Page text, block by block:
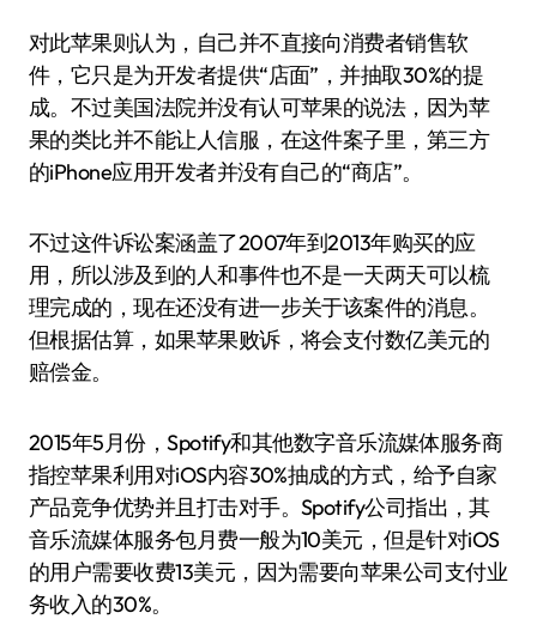
对此苹果则认为，自己并不直接向消费者销售软
件，它只是为开发者提供“店面”，并抽取30%的提
成。不过美国法院并没有认可苹果的说法，因为苹
果的类比并不能让人信服，在这件案子里，第三方
的iPhone应用开发者并没有自己的“商店”。
不过这件诉讼案涵盖了2007年到2013年购买的应
用，所以涉及到的人和事件也不是一天两天可以梳
理完成的，现在还没有进一步关于该案件的消息。
但根据估算，如果苹果败诉，将会支付数亿美元的
赔偿金。
2015年5月份，Spotify和其他数字音乐流媒体服务商
指控苹果利用对iOS内容30%抽成的方式，给予自家
产品竞争优势并且打击对手。Spotify公司指出，其
音乐流媒体服务包月费一般为10美元，但是针对iOS
的用户需要收费13美元，因为需要向苹果公司支付业
务收入的30%。